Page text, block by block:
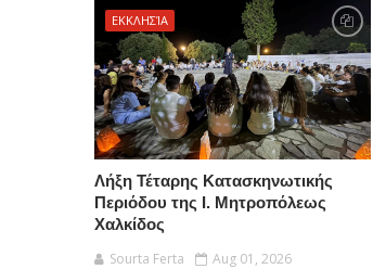
ΕΚΚΛΗΣΊΑ
Λήξη Τέταρης Κατασκηνωτικής
Περιόδου της Ι. Μητροπόλεως
Χαλκίδος
Sourta Ferta
Aug 01, 2026